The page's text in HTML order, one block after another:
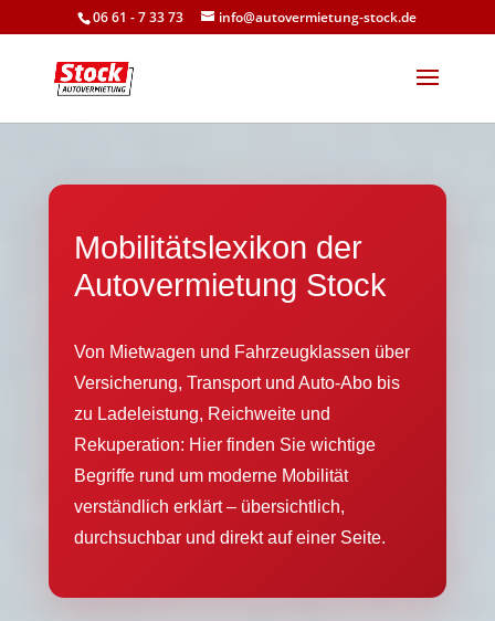
06 61 - 7 33 73 info@autovermietung-stock.de
Mobilitätslexikon der
Autovermietung Stock
Von Mietwagen und Fahrzeugklassen über
Versicherung, Transport und Auto-Abo bis
zu Ladeleistung, Reichweite und
Rekuperation: Hier finden Sie wichtige
Begriffe rund um moderne Mobilität
verständlich erklärt – übersichtlich,
durchsuchbar und direkt auf einer Seite.